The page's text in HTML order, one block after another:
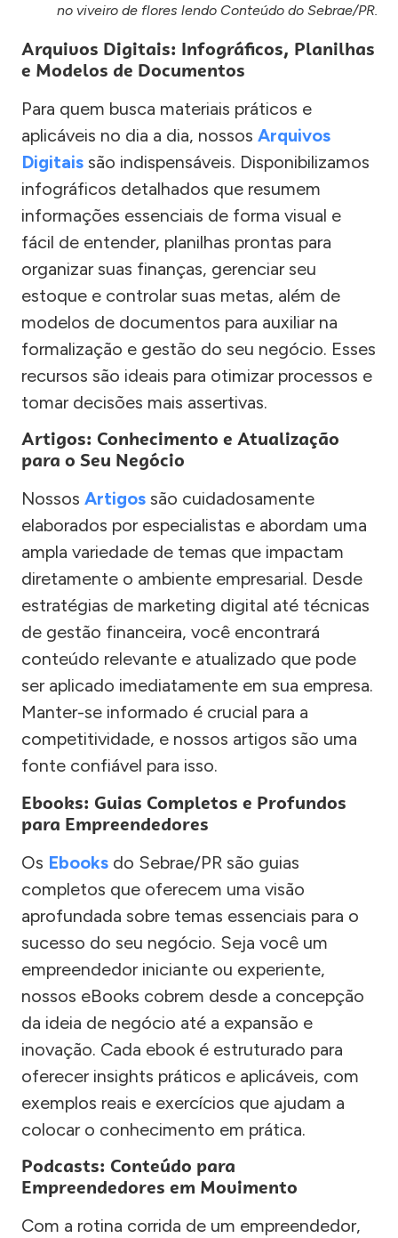
no viveiro de flores lendo Conteúdo do Sebrae/PR.
Arquivos Digitais: Infográficos, Planilhas
e Modelos de Documentos
Para quem busca materiais práticos e
aplicáveis no dia a dia, nossos Arquivos
Digitais são indispensáveis. Disponibilizamos
infográficos detalhados que resumem
informações essenciais de forma visual e
fácil de entender, planilhas prontas para
organizar suas finanças, gerenciar seu
estoque e controlar suas metas, além de
modelos de documentos para auxiliar na
formalização e gestão do seu negócio. Esses
recursos são ideais para otimizar processos e
tomar decisões mais assertivas.
Artigos: Conhecimento e Atualização
para o Seu Negócio
Nossos Artigos são cuidadosamente
elaborados por especialistas e abordam uma
ampla variedade de temas que impactam
diretamente o ambiente empresarial. Desde
estratégias de marketing digital até técnicas
de gestão financeira, você encontrará
conteúdo relevante e atualizado que pode
ser aplicado imediatamente em sua empresa.
Manter-se informado é crucial para a
competitividade, e nossos artigos são uma
fonte confiável para isso.
Ebooks: Guias Completos e Profundos
para Empreendedores
Os Ebooks do Sebrae/PR são guias
completos que oferecem uma visão
aprofundada sobre temas essenciais para o
sucesso do seu negócio. Seja você um
empreendedor iniciante ou experiente,
nossos eBooks cobrem desde a concepção
da ideia de negócio até a expansão e
inovação. Cada ebook é estruturado para
oferecer insights práticos e aplicáveis, com
exemplos reais e exercícios que ajudam a
colocar o conhecimento em prática.
Podcasts: Conteúdo para
Empreendedores em Movimento
Com a rotina corrida de um empreendedor,